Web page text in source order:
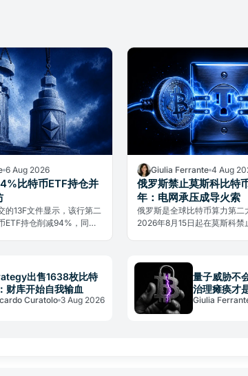
6 Aug 2026
比特币ETF持仓并
的13F文件显示，该行第二
ETF持仓削减94%，同时
Giulia Ferrante 4 Aug
俄罗斯禁止莫斯科比特
年：电网承压成导火索
俄罗斯是全球比特币算力第二
2026年8月15日起在莫斯科
出售1638枚比特
财库开始自我输血
Curatolo 3 Aug 2026
量子威胁不
治理瘫痪才
Giulia